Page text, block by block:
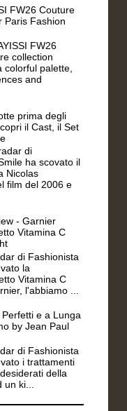
FW26 Couture
Paris Fashion
FW26
collection
colorful palette,
and
prima degli
il Cast, il Set
di
ha scovato il
Nicolas
film del 2006 e
- Garnier
Vitamina C
di Fashionista
la
Vitamina C
l'abbiamo ...
e a Lunga
by Jean Paul
di Fashionista
i trattamenti
della
ki...